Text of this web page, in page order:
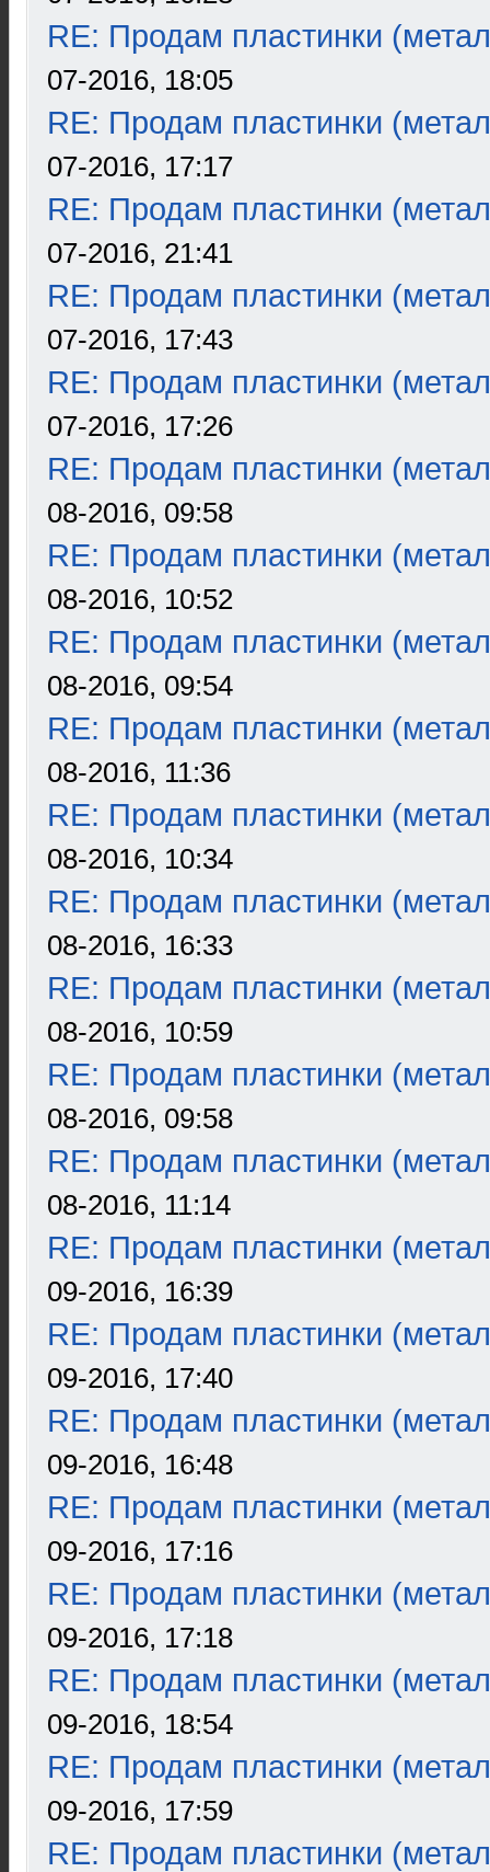
RE: Продам пластинки
07-2016, 18:05
RE: Продам пластинки
07-2016, 17:17
RE: Продам пластинки
07-2016, 21:41
RE: Продам пластинки
07-2016, 17:43
RE: Продам пластинки
07-2016, 17:26
RE: Продам пластинки
08-2016, 09:58
RE: Продам пластинки
08-2016, 10:52
RE: Продам пластинки
08-2016, 09:54
RE: Продам пластинки
08-2016, 11:36
RE: Продам пластинки
08-2016, 10:34
RE: Продам пластинки
08-2016, 16:33
RE: Продам пластинки
08-2016, 10:59
RE: Продам пластинки
08-2016, 09:58
RE: Продам пластинки
08-2016, 11:14
RE: Продам пластинки
09-2016, 16:39
RE: Продам пластинки
09-2016, 17:40
RE: Продам пластинки
09-2016, 16:48
RE: Продам пластинки
09-2016, 17:16
RE: Продам пластинки
09-2016, 17:18
RE: Продам пластинки
09-2016, 18:54
RE: Продам пластинки
09-2016, 17:59
RE: Продам пластинки